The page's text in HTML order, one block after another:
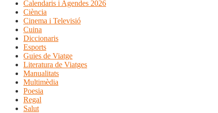
Calendaris i Agendes 2026
Ciència
Cinema i Televisió
Cuina
Diccionaris
Esports
Guies de Viatge
Literatura de Viatges
Manualitats
Multimèdia
Poesia
Regal
Salut